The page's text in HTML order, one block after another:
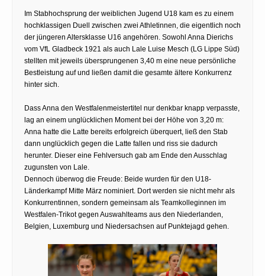
Im Stabhochsprung der weiblichen Jugend U18 kam es zu einem
hochklassigen Duell zwischen zwei Athletinnen, die eigentlich noch
der jüngeren Altersklasse U16 angehören. Sowohl Anna Dierichs
vom VfL Gladbeck 1921 als auch Lale Luise Mesch (LG Lippe Süd)
stellten mit jeweils übersprungenen 3,40 m eine neue persönliche
Bestleistung auf und ließen damit die gesamte ältere Konkurrenz
hinter sich.
Dass Anna den Westfalenmeistertitel nur denkbar knapp verpasste,
lag an einem unglücklichen Moment bei der Höhe von 3,20 m:
Anna hatte die Latte bereits erfolgreich überquert, ließ den Stab
dann unglücklich gegen die Latte fallen und riss sie dadurch
herunter. Dieser eine Fehlversuch gab am Ende den Ausschlag
zugunsten von Lale.
Dennoch überwog die Freude: Beide wurden für den U18-
Länderkampf Mitte März nominiert. Dort werden sie nicht mehr als
Konkurrentinnen, sondern gemeinsam als Teamkolleginnen im
Westfalen-Trikot gegen Auswahlteams aus den Niederlanden,
Belgien, Luxemburg und Niedersachsen auf Punktejagd gehen.